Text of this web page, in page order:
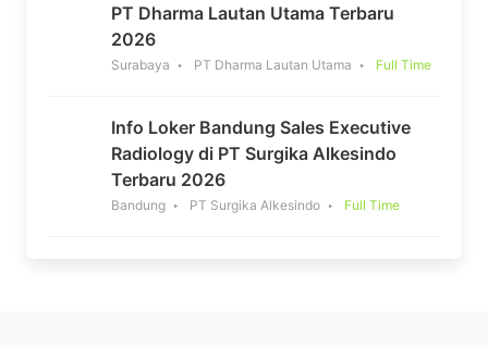
PT Dharma Lautan Utama Terbaru
2026
Surabaya PT Dharma Lautan Utama Full Time
Info Loker Bandung Sales Executive
Radiology di PT Surgika Alkesindo
Terbaru 2026
Bandung PT Surgika Alkesindo Full Time